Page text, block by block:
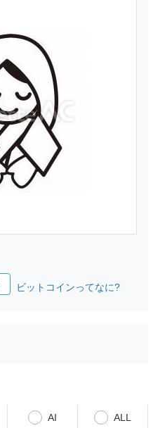
ビットコインってなに?
AI ALL